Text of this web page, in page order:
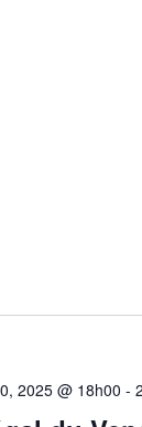
2025 @ 18h00 -